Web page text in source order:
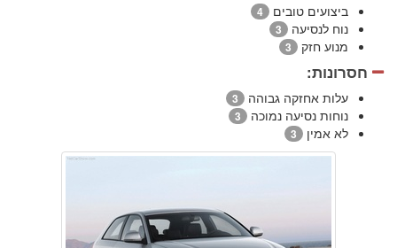
ביצועים טובים 4
נוח לנסיעה 3
מנוע חזק 3
חסרונות:
עלות אחזקה גבוהה 3
נוחות נסיעה נמוכה 3
לא אמין 3